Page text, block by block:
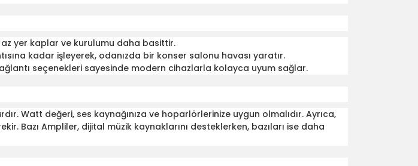
yer kaplar ve kurulumu daha basittir.
kadar işleyerek, odanızda bir konser salonu havası yaratır.
seçenekleri sayesinde modern cihazlarla kolayca uyum sağlar.
Watt değeri, ses kaynağınıza ve hoparlörlerinize uygun olmalıdır. Ayrıca,
Bazı Ampliler, dijital müzik kaynaklarını desteklerken, bazıları ise daha